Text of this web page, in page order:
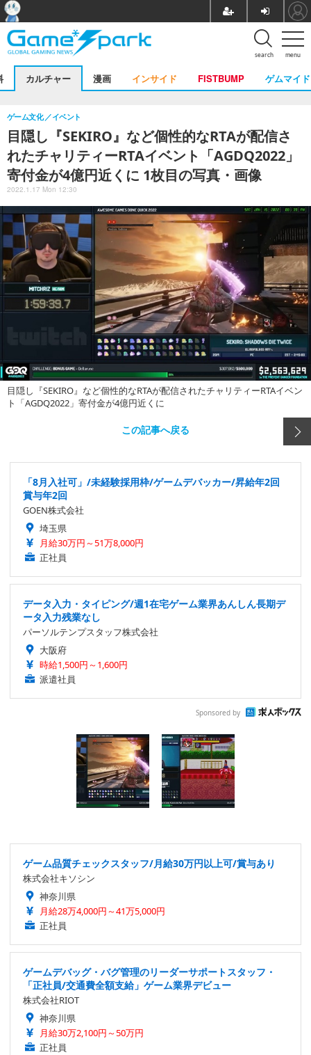
menu
search
カルチャー 漫画 インサイド FISTBUMP ゲムマイド
目隠し『SEKIRO』など個性的なRTAが配信さ
れたチャリティーRTAイベント「AGDQ2022」
寄付金が4億円近くに 1枚目の写真・画像
ゲーム文化 イベント
2022.1.17 Mon 12:30
目隠し『SEKIRO』など個性的なRTAが配信されたチャリティーRTAイベン
ト「AGDQ2022」寄付金が4億円近くに
この記事へ戻る
「8月入社可」/未経験採用枠/ゲームデバッカー/昇給年2回
賞与年2回
GOEN株式会社
埼玉県
月給30万円～51万8,000円
正社員
データ入力・タイピング/週1在宅ゲーム業界あんしん長期デ
ータ入力残業なし
パーソルテンプスタッフ株式会社
大阪府
時給1,500円～1,600円
派遣社員
Sponsored by
ゲーム品質チェックスタッフ/月給30万円以上可/賞与あり
株式会社キソシン
神奈川県
月給28万4,000円～41万5,000円
正社員
ゲームデバッグ・バグ管理のリーダーサポートスタッフ・
「正社員/交通費全額支給」ゲーム業界デビュー
株式会社RIOT
神奈川県
月給30万2,100円～50万円
正社員